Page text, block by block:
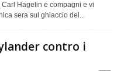
Hagelin e compagni e vi
sera sul ghiaccio del...
contro i